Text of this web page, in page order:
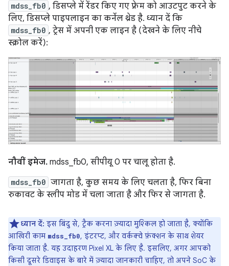
mdss_fb0 , डिसप्ले में रेंडर किए गए फ़्रेम को आउटपुट करने के
लिए, डिसप्ले पाइपलाइन का कर्नेल थ्रेड है. ध्यान दें कि
mdss_fb0 , ट्रेस में अपनी एक लाइन है (देखने के लिए नीचे
स्क्रोल करें):
नौवीं इमेज. mdss_fb0, सीपीयू 0 पर चालू होता है.
mdss_fb0 जागता है, कुछ समय के लिए चलता है, फिर बिना
रुकावट के स्लीप मोड में चला जाता है और फिर से जागता है.
ध्यान दें: इस बिंदु से, ट्रैक करना ज़्यादा मुश्किल हो जाता है, क्योंकि
आखिरी काम mdss_fb0, इंटरप्ट, और वर्कक्वे फ़ंक्शन के साथ शेयर
किया जाता है. यह उदाहरण Pixel XL के लिए है. इसलिए, अगर आपको
किसी दूसरे डिवाइस के बारे में ज़्यादा जानकारी चाहिए, तो अपने SoC के